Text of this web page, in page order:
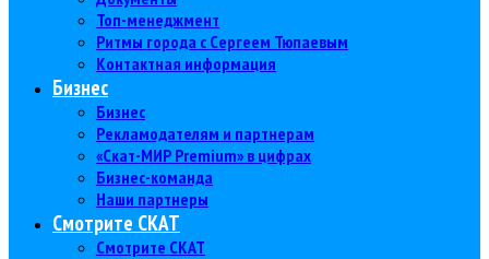
Топ-менеджмент
Ритмы города с Сергеем Тюпаевым
Контактная информация
Бизнес
Бизнес
Рекламодателям и партнерам
«Скат-МИР Premium» в цифрах
Бизнес-команда
Наши партнеры
Смотрите СКАТ
Смотрите СКАТ